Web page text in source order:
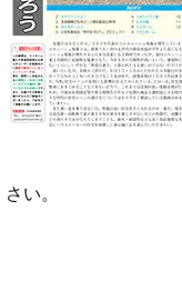
さい。